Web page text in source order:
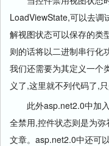
LoadViewState,可以去调
解视图状态可以保存的类
则的话将以二进制串行化
我们还需要为其定义一个
义了,这里就不列代码了,
此外asp.net2.0中加
全禁用,控件状态则是为
文章。asp.net2.0中还可以